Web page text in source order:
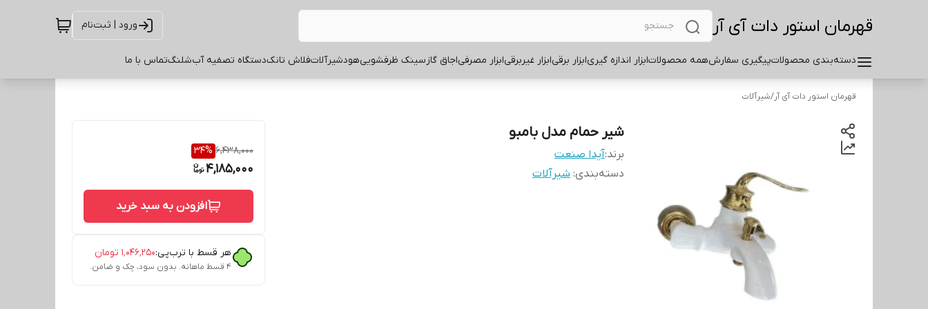
قهرمان استور دات آی آر ورود | ثبت‌نام
دسته‌بندی محصولاتپیگیری سفارشهمه محصولاتابزار اندازه گیریابزار برقیابزار غیربرقیابزار مصرفیاجاق گازسینک ظرفشوییهودشیرآلاتفلاش تانکدستگاه تصفیه آبشلنگتماس با ما
قهرمان استور دات آی آر/شیرآلات
شیر حمام مدل بامبو
برند:آیدا صنعت
دسته‌بندی: شیرآلات
6,438,000
34%
4,185,000
افزودن به سبد خرید
هر قسط با ترب‌پی:۱٬۰۴۶٬۲۵۰ تومان
۴ قسط ماهانه. بدون سود، چک و ضامن.